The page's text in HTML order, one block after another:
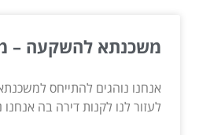
משכנתא להשקעה –
אנחנו נוהגים להתייחס
לעזור לנו לקנות דירה בה